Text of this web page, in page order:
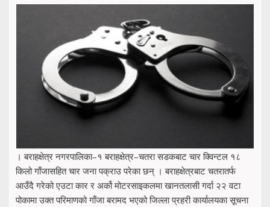
। बराहक्षेत्र नगरपालिका–१ बराहक्षेत्र–चतरा सडकबाट चार क्विन्टल १८
किलो गाँजासहित चार जना पक्राउ परेका छन् । बराहक्षेत्रबाट चतरातर्फ
आउँदै गरेको एउटा कार र अर्को मोटरसाइकलमा खानतलासी गर्दा २२ वटा
पोकामा उक्त परिमाणको गाँजा बरामद भएको जिल्ला प्रहरी कार्यालयका सूचना